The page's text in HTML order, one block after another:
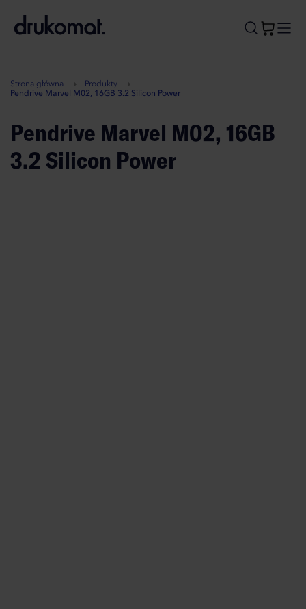
A
Strona główna
Produkty
Pendrive Marvel M02, 16GB 3.2 Silicon Power
Pendrive Marvel M02, 16GB
3.2 Silicon Power